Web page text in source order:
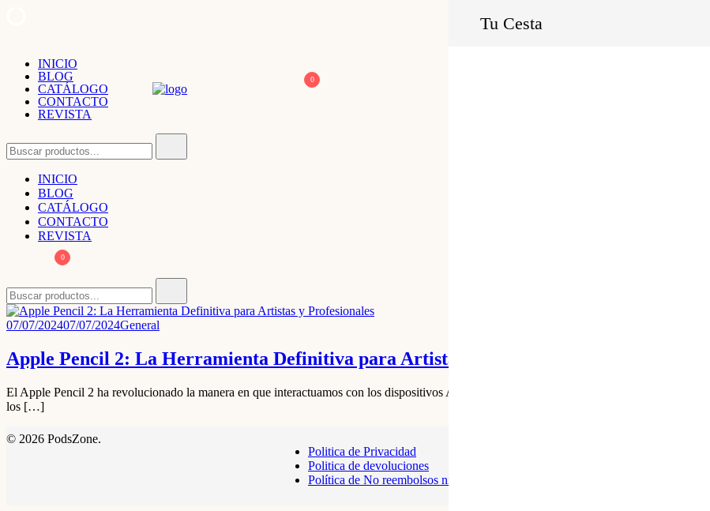
Tu Cesta
contenido
INICIO
BLOG
CATÁLOGO
CONTACTO
REVISTA
0
INICIO
BLOG
CATÁLOGO
CONTACTO
REVISTA
0
07/07/202407/07/2024General
Apple Pencil 2: La Herramienta Definitiva para Artistas y Profesionales
El Apple Pencil 2 ha revolucionado la manera en que interactuamos con los dispositivos Apple, proporcionando una herramienta de
los […]
© 2026 PodsZone.
Politica de Privacidad
Politica de devoluciones
Política de No reembolsos ni cancelaciones